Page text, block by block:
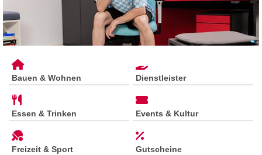
Bauen & Wohnen Dienstleister
Essen & Trinken Events & Kultur
Freizeit & Sport Gutscheine